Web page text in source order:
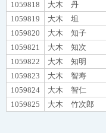
1059818
大木 丹
1059819
大木 坦
1059820
大木 知子
1059821
大木 知次
1059822
大木 知明
1059823
大木 智寿
1059824
大木 智仁
1059825
大木 竹次郎